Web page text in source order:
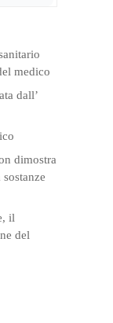
medico
dall’
dimostra
il
del